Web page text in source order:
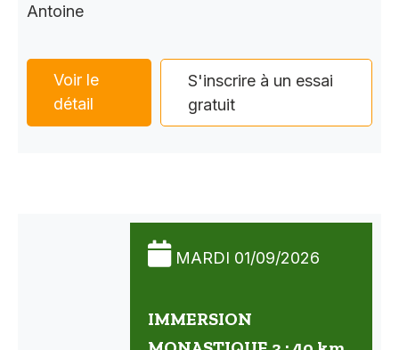
Antoine
Voir le
détail
S'inscrire à un essai
gratuit
MARDI 01/09/2026
IMMERSION